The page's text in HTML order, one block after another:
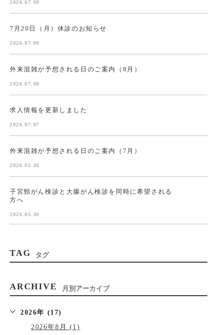
2026.07.09
7月20日（月）休診のお知らせ
2026.07.09
外来混雑が予想される日のご案内（8月）
2026.07.08
求人情報を更新しました
2026.07.07
外来混雑が予想される日のご案内（7月）
2026.05.30
子宮頸がん検診と大腸がん検診を同時に希望される
方へ
2026.05.30
TAG タグ
ARCHIVE 月別アーカイブ
2026年 (17)
2026年8月 (1)